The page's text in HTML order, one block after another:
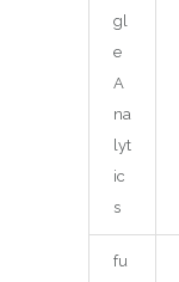
gl
e
A
na
lyt
ic
s
fu